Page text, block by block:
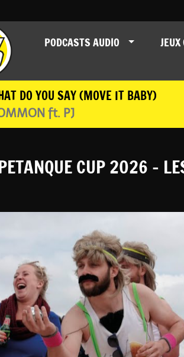
PODCASTS AUDIO JEUX
DO YOU SAY (MOVE IT BABY)
ft. PJ
CUP 2026 -